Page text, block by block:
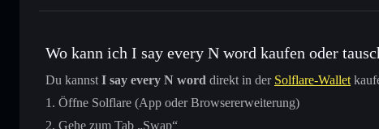
Wo kann ich I say every N word kaufen oder
Du kannst I say every N word direkt in der Solflare-Wallet
Öffne Solflare (App oder Browsererweiterung)
Gehe zum Tab „Swap“